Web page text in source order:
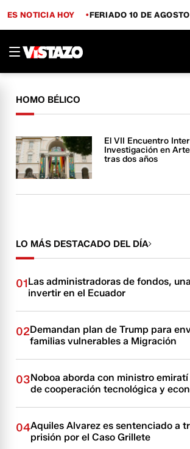
ES NOTICIA HOY FERIADO 10 DE AGOSTO
HOMO BÉLICO
El VII Encuentro
Investigación en
tras dos años
LO MÁS DESTACADO DEL DÍA
01Las administradoras de fondos,
invertir en el Ecuador
02Demandan plan de Trump para
familias vulnerables a Migración
03Noboa aborda con ministro
de cooperación tecnológica y
04Aquiles Alvarez es sentenciado a
prisión por el Caso Grillete